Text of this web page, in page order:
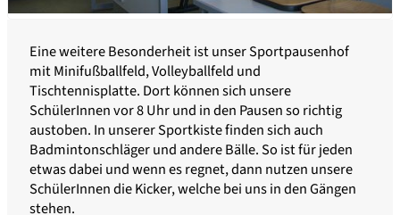
Eine weitere Besonderheit ist unser Sportpausenhof
mit Minifußballfeld, Volleyballfeld und
Tischtennisplatte. Dort können sich unsere
SchülerInnen vor 8 Uhr und in den Pausen so richtig
austoben. In unserer Sportkiste finden sich auch
Badmintonschläger und andere Bälle. So ist für jeden
etwas dabei und wenn es regnet, dann nutzen unsere
SchülerInnen die Kicker, welche bei uns in den Gängen
stehen.